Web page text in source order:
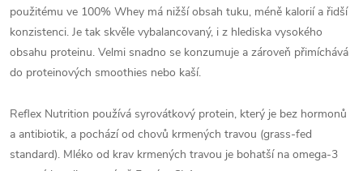
použitému ve 100% Whey má nižší obsah tuku, méně kalorií a řidší
konzistenci. Je tak skvěle vybalancovaný, i z hlediska vysokého
obsahu proteinu. Velmi snadno se konzumuje a zároveň přimíchává
do proteinových smoothies nebo kaší.
Reflex Nutrition používá syrovátkový protein, který je bez hormonů
a antibiotik, a pochází od chovů krmených travou (grass-fed
standard). Mléko od krav krmených travou je bohatší na omega-3